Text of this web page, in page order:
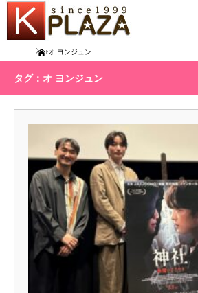
Homeオ ヨンジュン
タグ：オ ヨンジュン